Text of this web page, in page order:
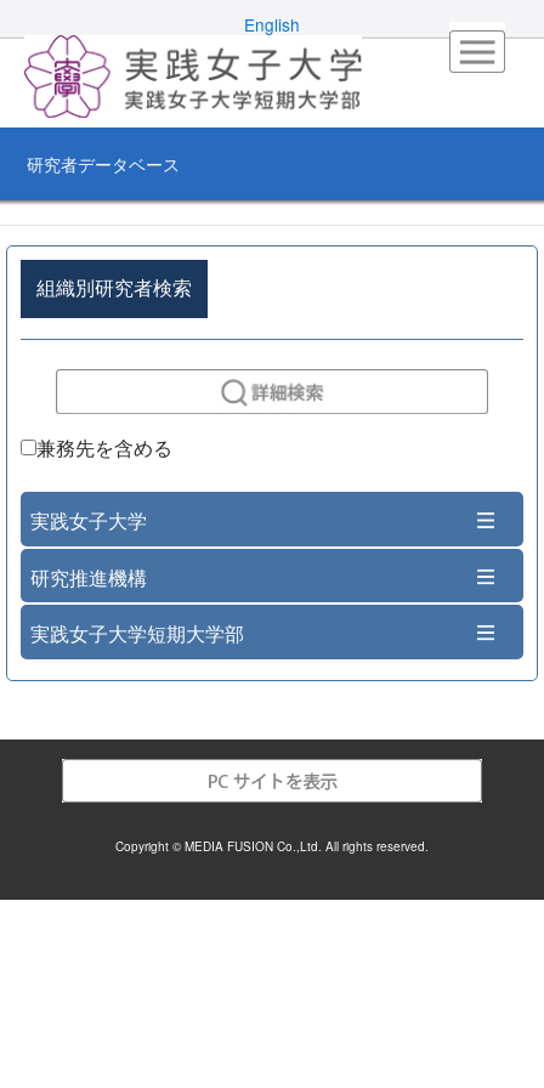
English
研究者データベース
組織別研究者検索
兼務先を含める
実践女子大学
研究推進機構
実践女子大学短期大学部
Copyright © MEDIA FUSION Co.,Ltd. All rights reserved.